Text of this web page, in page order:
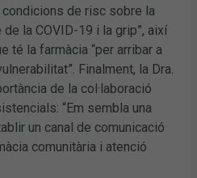
de risc sobre la
la COVID-19 i la grip”, així
té la farmàcia “per arribar a
Finalment, la Dra.
de la col·laboració
“Em sembla una
un canal de comunicació
comunitària i atenció